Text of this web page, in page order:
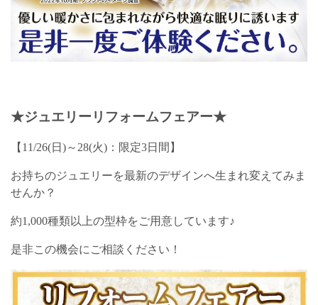
★ジュエリーリフォームフェアー★
【11/26(日)～28(火)：限定3日間】
お持ちのジュエリーを最新のデザインへ生まれ変えてみま
せんか？
約1,000種類以上の型枠をご用意しています♪
是非この機会にご相談ください！